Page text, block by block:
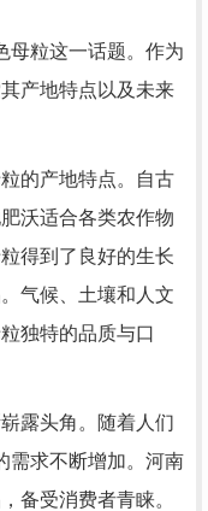
母粒这一话题。作为
产地特点以及未来
的产地特点。自古
沃适合各类农作物
得到了良好的生长
气候、土壤和人文
独特的品质与口
露头角。随着人们
需求不断增加。河南
备受消费者青睐。